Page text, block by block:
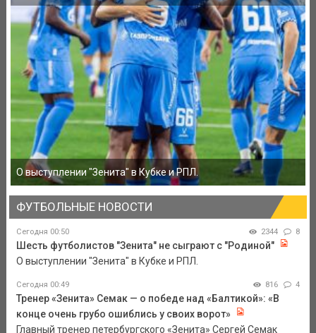
О выступлении "Зенита" в Кубке и РПЛ.
ФУТБОЛЬНЫЕ НОВОСТИ
Сегодня 00:50 2344 8
Шесть футболистов "Зенита" не сыграют с "Родиной"
О выступлении "Зенита" в Кубке и РПЛ.
Сегодня 00:49 816 4
Тренер «Зенита» Семак — о победе над «Балтикой»: «В
конце очень грубо ошиблись у своих ворот»
Главный тренер петербургского «Зенита» Сергей Семак